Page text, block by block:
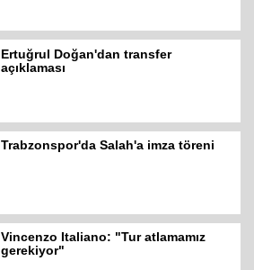
Ertuğrul Doğan'dan transfer
açıklaması
Trabzonspor'da Salah'a imza töreni
Vincenzo Italiano: "Tur atlamamız
gerekiyor"